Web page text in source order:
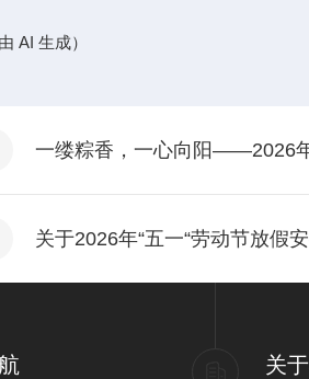
AI生成）
一缕粽香，一心向阳——2026
关于2026年“五一“劳动节放假
关